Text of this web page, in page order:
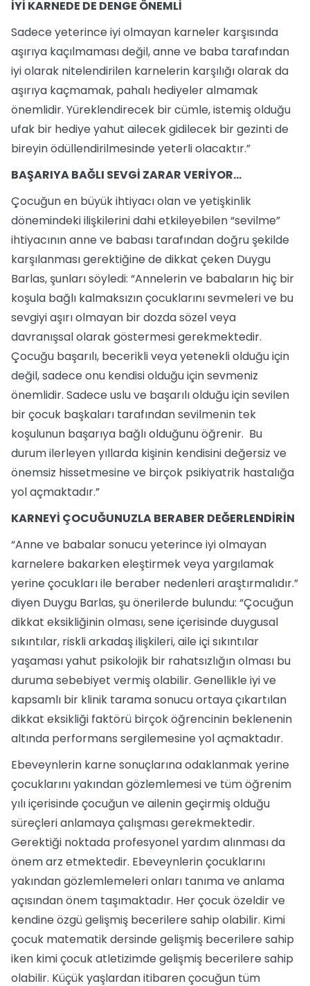
İYİ KARNEDE DE DENGE ÖNEMLİ
Sadece yeterince iyi olmayan karneler karşısında
aşırıya kaçılmaması değil, anne ve baba tarafından
iyi olarak nitelendirilen karnelerin karşılığı olarak da
aşırıya kaçmamak, pahalı hediyeler almamak
önemlidir. Yüreklendirecek bir cümle, istemiş olduğu
ufak bir hediye yahut ailecek gidilecek bir gezinti de
bireyin ödüllendirilmesinde yeterli olacaktır.”
BAŞARIYA BAĞLI SEVGİ ZARAR VERİYOR…
Çocuğun en büyük ihtiyacı olan ve yetişkinlik
dönemindeki ilişkilerini dahi etkileyebilen “sevilme”
ihtiyacının anne ve babası tarafından doğru şekilde
karşılanması gerektiğine de dikkat çeken Duygu
Barlas, şunları söyledi: “Annelerin ve babaların hiç bir
koşula bağlı kalmaksızın çocuklarını sevmeleri ve bu
sevgiyi aşırı olmayan bir dozda sözel veya
davranışsal olarak göstermesi gerekmektedir.
Çocuğu başarılı, becerikli veya yetenekli olduğu için
değil, sadece onu kendisi olduğu için sevmeniz
önemlidir. Sadece uslu ve başarılı olduğu için sevilen
bir çocuk başkaları tarafından sevilmenin tek
koşulunun başarıya bağlı olduğunu öğrenir. Bu
durum ilerleyen yıllarda kişinin kendisini değersiz ve
önemsiz hissetmesine ve birçok psikiyatrik hastalığa
yol açmaktadır.”
KARNEYİ ÇOCUĞUNUZLA BERABER DEĞERLENDİRİN
“Anne ve babalar sonucu yeterince iyi olmayan
karnelere bakarken eleştirmek veya yargılamak
yerine çocukları ile beraber nedenleri araştırmalıdır.”
diyen Duygu Barlas, şu önerilerde bulundu: “Çocuğun
dikkat eksikliğinin olması, sene içerisinde duygusal
sıkıntılar, riskli arkadaş ilişkileri, aile içi sıkıntılar
yaşaması yahut psikolojik bir rahatsızlığın olması bu
duruma sebebiyet vermiş olabilir. Genellikle iyi ve
kapsamlı bir klinik tarama sonucu ortaya çıkartılan
dikkat eksikliği faktörü birçok öğrencinin beklenenin
altında performans sergilemesine yol açmaktadır.
Ebeveynlerin karne sonuçlarına odaklanmak yerine
çocuklarını yakından gözlemlemesi ve tüm öğrenim
yılı içerisinde çocuğun ve ailenin geçirmiş olduğu
süreçleri anlamaya çalışması gerekmektedir.
Gerektiği noktada profesyonel yardım alınması da
önem arz etmektedir. Ebeveynlerin çocuklarını
yakından gözlemlemeleri onları tanıma ve anlama
açısından önem taşımaktadır. Her çocuk özeldir ve
kendine özgü gelişmiş becerilere sahip olabilir. Kimi
çocuk matematik dersinde gelişmiş becerilere sahip
iken kimi çocuk atletizimde gelişmiş becerilere sahip
olabilir. Küçük yaşlardan itibaren çocuğun tüm